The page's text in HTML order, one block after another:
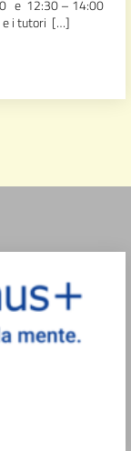
e 12:30 – 14:00
e i tutori […]